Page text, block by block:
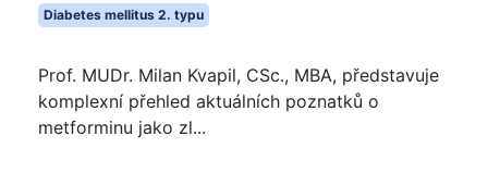
Diabetes mellitus 2. typu
Prof. MUDr. Milan Kvapil, CSc., MBA, představuje
komplexní přehled aktuálních poznatků o
metforminu jako zl...